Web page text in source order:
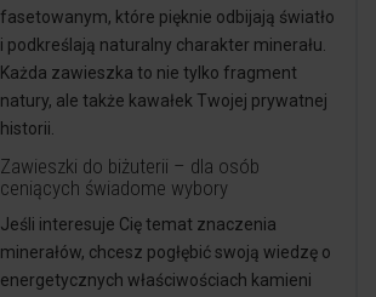
fasetowanym, które pięknie odbijają światło
i podkreślają naturalny charakter minerału.
Każda zawieszka to nie tylko fragment
natury, ale także kawałek Twojej prywatnej
historii.
Zawieszki do biżuterii – dla osób
ceniących świadome wybory
Jeśli interesuje Cię temat znaczenia
minerałów, chcesz pogłębić swoją wiedzę o
energetycznych właściwościach kamieni